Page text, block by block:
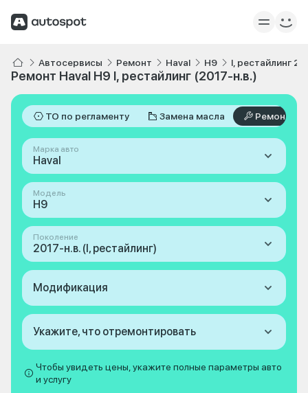
Автосервисы Ремонт Haval H9 I, рестайлинг
Ремонт Haval H9 I, рестайлинг (2017-н.в.)
ТО по регламенту Замена масла Ремонт
Марка авто
Haval
Модель
H9
Поколение
2017-н.в. (I, рестайлинг)
Модификация
Укажите, что отремонтировать
Чтобы увидеть цены, укажите полные параметры авто
и услугу